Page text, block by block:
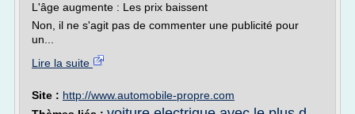
L'âge augmente : Les prix baissent
Non, il ne s'agit pas de commenter une publicité pour
un...
Lire la suite
Site : http://www.automobile-propre.com